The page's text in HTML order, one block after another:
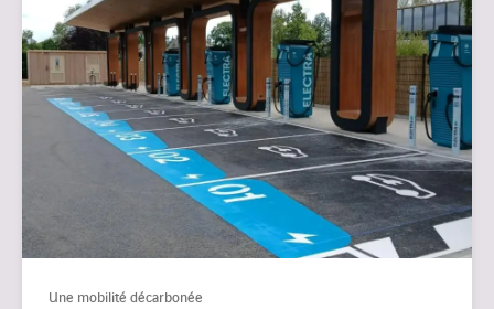
Une mobilité décarbonée